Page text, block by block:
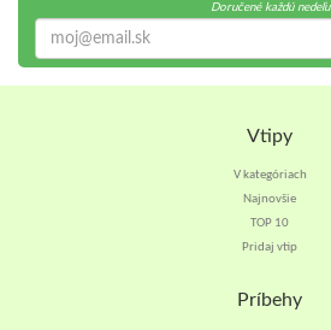
Doručené každú nedeľu
Vtipy
V kategóriach
Najnovšie
TOP 10
Pridaj vtip
Príbehy